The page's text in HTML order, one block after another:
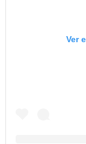
Ver